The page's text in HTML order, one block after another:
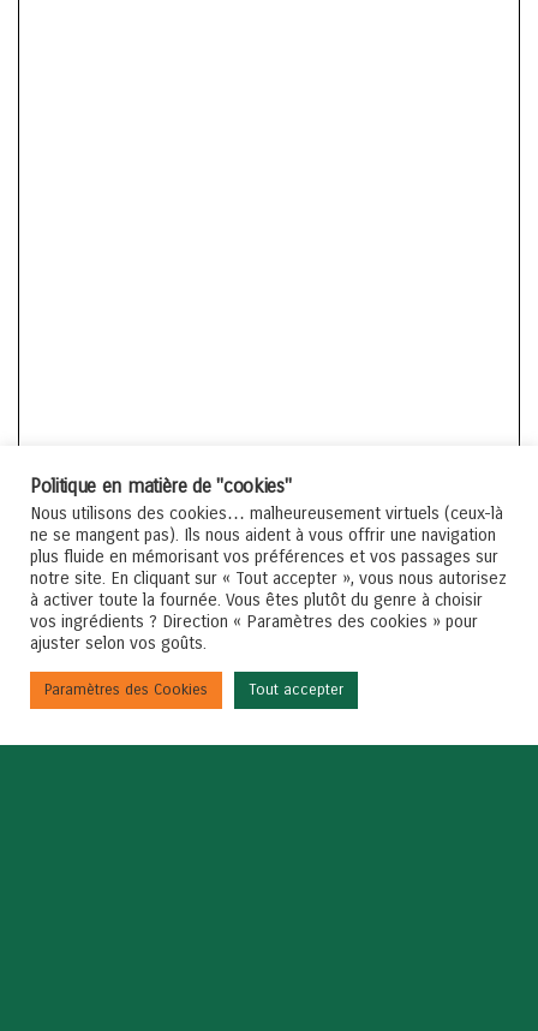
Politique en matière de "cookies"
Nous utilisons des cookies… malheureusement virtuels (ceux-là
ne se mangent pas). Ils nous aident à vous offrir une navigation
plus fluide en mémorisant vos préférences et vos passages sur
notre site. En cliquant sur « Tout accepter », vous nous autorisez
à activer toute la fournée. Vous êtes plutôt du genre à choisir
vos ingrédients ? Direction « Paramètres des cookies » pour
ajuster selon vos goûts.
Paramètres des Cookies Tout accepter